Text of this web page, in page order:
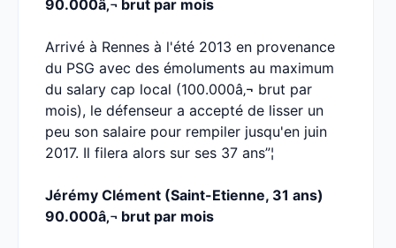
90.000â‚¬ brut par mois
Arrivé à Rennes à l'été 2013 en provenance
du PSG avec des émoluments au maximum
du salary cap local (100.000â‚¬ brut par
mois), le défenseur a accepté de lisser un
peu son salaire pour rempiler jusqu'en juin
2017. Il filera alors sur ses 37 ans”¦
Jérémy Clément (Saint-Etienne, 31 ans)
90.000â‚¬ brut par mois